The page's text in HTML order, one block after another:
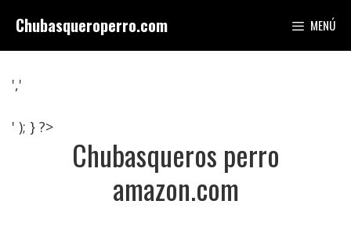
contenido
Chubasqueroperro.com MENÚ
','
' ); } ?>
Chubasqueros perro
amazon.com